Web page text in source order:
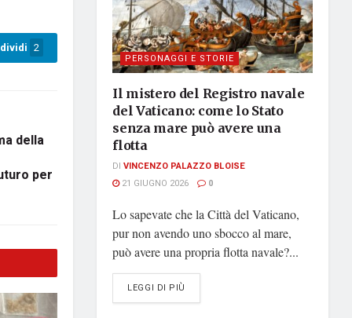
2
della
per
PERSONAGGI E STORIE
Il mistero del Registro navale
del Vaticano: come lo Stato
senza mare può avere una
flotta
DI VINCENZO PALAZZO BLOISE
21 GIUGNO 2026
0
Lo sapevate che la Città del Vaticano,
pur non avendo uno sbocco al mare,
può avere una propria flotta navale?...
LEGGI DI PIÙ